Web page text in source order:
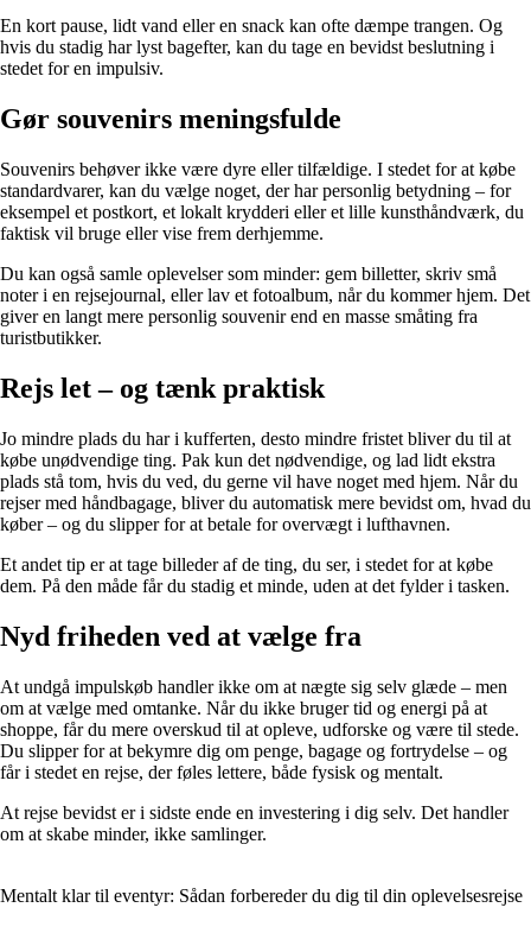
En kort pause, lidt vand eller en snack kan ofte dæmpe trangen. Og
hvis du stadig har lyst bagefter, kan du tage en bevidst beslutning i
stedet for en impulsiv.
Gør souvenirs meningsfulde
Souvenirs behøver ikke være dyre eller tilfældige. I stedet for at købe
standardvarer, kan du vælge noget, der har personlig betydning – for
eksempel et postkort, et lokalt krydderi eller et lille kunsthåndværk, du
faktisk vil bruge eller vise frem derhjemme.
Du kan også samle oplevelser som minder: gem billetter, skriv små
noter i en rejsejournal, eller lav et fotoalbum, når du kommer hjem. Det
giver en langt mere personlig souvenir end en masse småting fra
turistbutikker.
Rejs let – og tænk praktisk
Jo mindre plads du har i kufferten, desto mindre fristet bliver du til at
købe unødvendige ting. Pak kun det nødvendige, og lad lidt ekstra
plads stå tom, hvis du ved, du gerne vil have noget med hjem. Når du
rejser med håndbagage, bliver du automatisk mere bevidst om, hvad du
køber – og du slipper for at betale for overvægt i lufthavnen.
Et andet tip er at tage billeder af de ting, du ser, i stedet for at købe
dem. På den måde får du stadig et minde, uden at det fylder i tasken.
Nyd friheden ved at vælge fra
At undgå impulskøb handler ikke om at nægte sig selv glæde – men
om at vælge med omtanke. Når du ikke bruger tid og energi på at
shoppe, får du mere overskud til at opleve, udforske og være til stede.
Du slipper for at bekymre dig om penge, bagage og fortrydelse – og
får i stedet en rejse, der føles lettere, både fysisk og mentalt.
At rejse bevidst er i sidste ende en investering i dig selv. Det handler
om at skabe minder, ikke samlinger.
Mentalt klar til eventyr: Sådan forbereder du dig til din oplevelsesrejse